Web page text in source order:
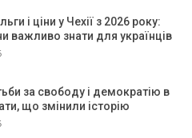
і ціни у Чехії з 2026 року:
важливо знати для українців
за свободу і демократію в
що змінили історію